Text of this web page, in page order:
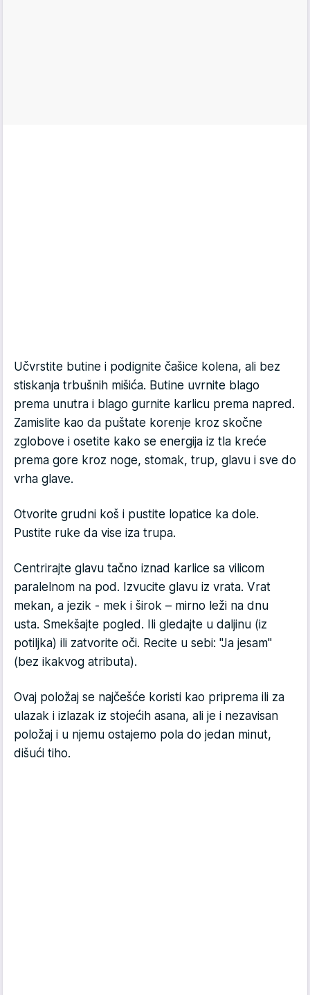
Učvrstite butine i podignite čašice kolena, ali bez
stiskanja trbušnih mišića. Butine uvrnite blago
prema unutra i blago gurnite karlicu prema napred.
Zamislite kao da puštate korenje kroz skočne
zglobove i osetite kako se energija iz tla kreće
prema gore kroz noge, stomak, trup, glavu i sve do
vrha glave.
Otvorite grudni koš i pustite lopatice ka dole.
Pustite ruke da vise iza trupa.
Centrirajte glavu tačno iznad karlice sa vilicom
paralelnom na pod. Izvucite glavu iz vrata. Vrat
mekan, a jezik - mek i širok – mirno leži na dnu
usta. Smekšajte pogled. Ili gledajte u daljinu (iz
potiljka) ili zatvorite oči. Recite u sebi: "Ja jesam"
(bez ikakvog atributa).
Ovaj položaj se najčešće koristi kao priprema ili za
ulazak i izlazak iz stojećih asana, ali je i nezavisan
položaj i u njemu ostajemo pola do jedan minut,
dišući tiho.